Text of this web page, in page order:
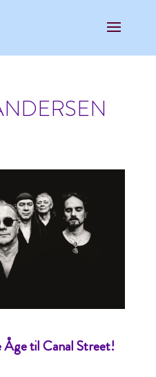
Åge til Canal Street!